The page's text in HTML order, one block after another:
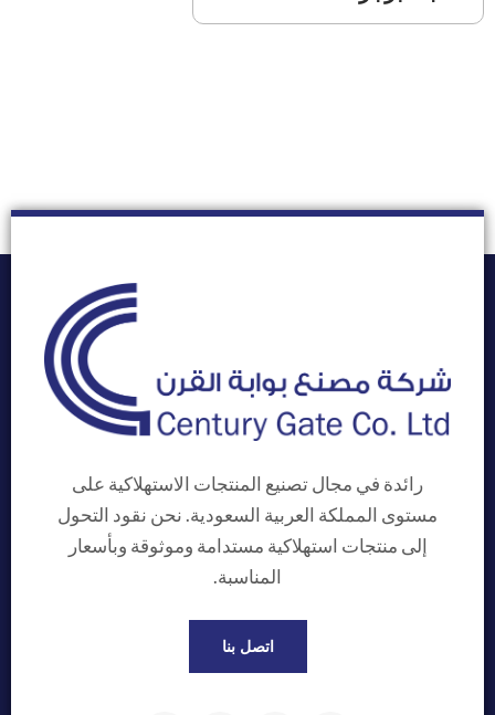
رائدة في مجال تصنيع المنتجات الاستهلاكية على
مستوى المملكة العربية السعودية. نحن نقود التحول
إلى منتجات استهلاكية مستدامة وموثوقة وبأسعار
المناسبة.
اتصل بنا